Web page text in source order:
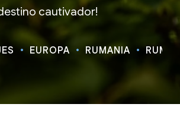
cautivador!
EUROPA RUMANIA